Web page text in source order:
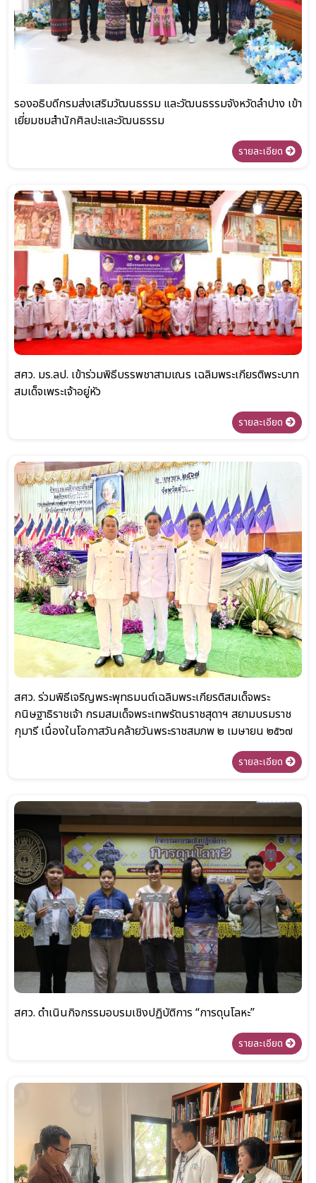
รองอธิบดีกรมส่งเสริมวัฒนธรรม และวัฒนธรรมจังหวัดลำปาง เข้า
เยี่ยมชมสำนักศิลปะและวัฒนธรรม
รายละเอียด
สศว. มร.ลป. เข้าร่วมพิธีบรรพชาสามเณร เฉลิมพระเกียรติพระบาท
สมเด็จเพระเจ้าอยู่หัว
รายละเอียด
สศว. ร่วมพิธีเจริญพระพุทธมนต์เฉลิมพระเกียรติสมเด็จพระ
กนิษฐาธิราชเจ้า กรมสมเด็จพระเทพรัตนราชสุดาฯ สยามบรมราช
กุมารี เนื่องในโอกาสวันคล้ายวันพระราชสมภพ ๒ เมษายน ๒๕๖๗
รายละเอียด
สศว. ดำเนินกิจกรรมอบรมเชิงปฏิบัติการ “การดุนโลหะ”
รายละเอียด